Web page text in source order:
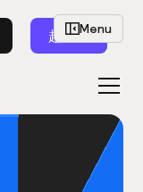
起動Menu